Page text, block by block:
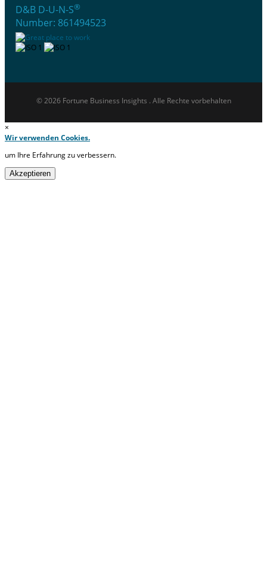
D&B D-U-N-S®
Number: 861494523
© 2026 Fortune Business Insights . Alle Rechte vorbehalten
×
Wir verwenden Cookies.
um Ihre Erfahrung zu verbessern.
Akzeptieren